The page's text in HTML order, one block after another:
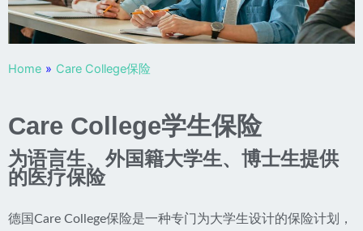
Home » Care College保险
Care College学生保险
为语言生、外国籍大学生、博士生提供
的医疗保险
德国Care College保险是一种专门为大学生设计的保险计划，